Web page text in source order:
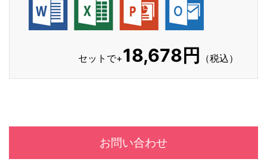
セットで+18,678円 （税込）
お問い合わせ